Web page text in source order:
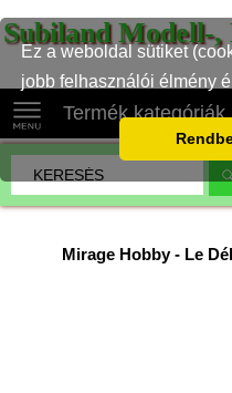
Ez a weboldal sütiket
jobb felhasználói élmény
Subiland
Termék kategóriák
Mirage Hobby- Le